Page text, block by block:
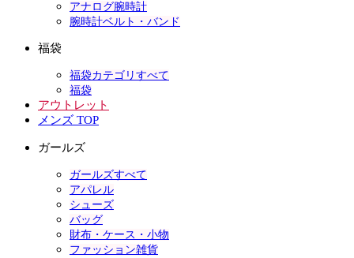
アナログ腕時計
腕時計ベルト・バンド
福袋
福袋カテゴリすべて
福袋
アウトレット
メンズ TOP
ガールズ
ガールズすべて
アパレル
シューズ
バッグ
財布・ケース・小物
ファッション雑貨